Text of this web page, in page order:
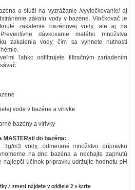
a slúži na vyzrážanie /vyvločkovanie/ aj
zákalu vody v bazéne. Vločkovač je
zakalenie bazénovej vody, ale aj na
dávkovanie malého množstva
zakalenia vody, čím sa vyhnete nutnosti
ľahko odfiltrujete filtračným zariadením
vode v bazéne a vírivke
bazény a vírivky
do bazéna:
3g/m3 vody, odmerané množstvo prípravku
na dno bazéna a nechajte zapnutú
najlepší účinok prípravku udržujte hodnotu pH
/ zmesi nájdete v oddiele 2 v karte